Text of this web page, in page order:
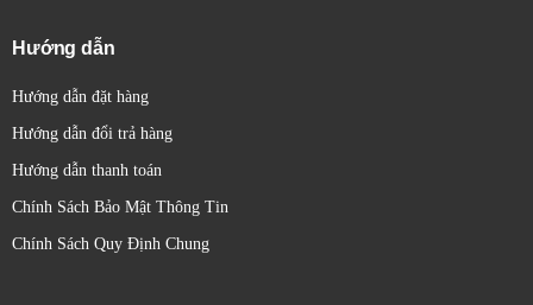
Hướng dẫn
Hướng dẫn đặt hàng
Hướng dẫn đổi trả hàng
Hướng dẫn thanh toán
Chính Sách Bảo Mật Thông Tin
Chính Sách Quy Định Chung